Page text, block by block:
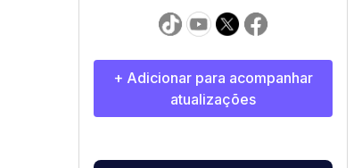
+ Adicionar para acompanhar
atualizações